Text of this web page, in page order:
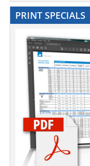
PRINT SPECIALS